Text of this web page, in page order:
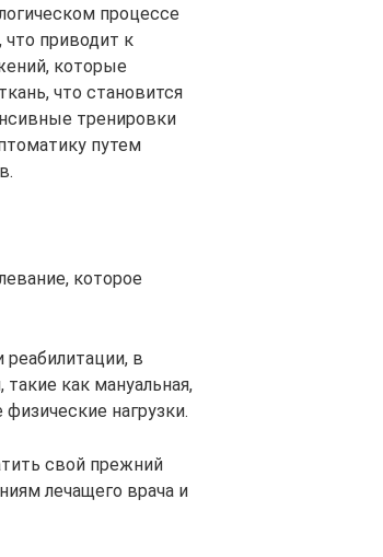
процессе
приводит к
которые
что становится
тренировки
путем
которое
реабилитации, в
как мануальная,
нагрузки.
свой прежний
лечащего врача и